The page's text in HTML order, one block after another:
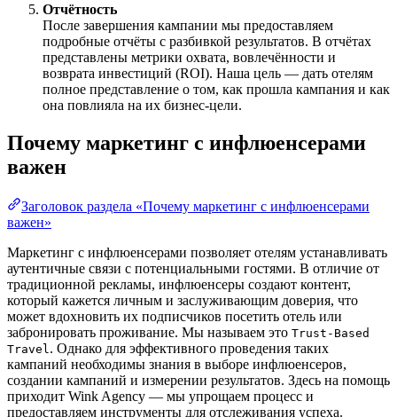
Отчётность
После завершения кампании мы предоставляем
подробные отчёты с разбивкой результатов. В отчётах
представлены метрики охвата, вовлечённости и
возврата инвестиций (ROI). Наша цель — дать отелям
полное представление о том, как прошла кампания и как
она повлияла на их бизнес-цели.
Почему маркетинг с инфлюенсерами
важен
Заголовок раздела «Почему маркетинг с инфлюенсерами
важен»
Маркетинг с инфлюенсерами позволяет отелям устанавливать
аутентичные связи с потенциальными гостями. В отличие от
традиционной рекламы, инфлюенсеры создают контент,
который кажется личным и заслуживающим доверия, что
может вдохновить их подписчиков посетить отель или
забронировать проживание. Мы называем это Trust-Based
Travel . Однако для эффективного проведения таких
кампаний необходимы знания в выборе инфлюенсеров,
создании кампаний и измерении результатов. Здесь на помощь
приходит Wink Agency — мы упрощаем процесс и
предоставляем инструменты для отслеживания успеха.